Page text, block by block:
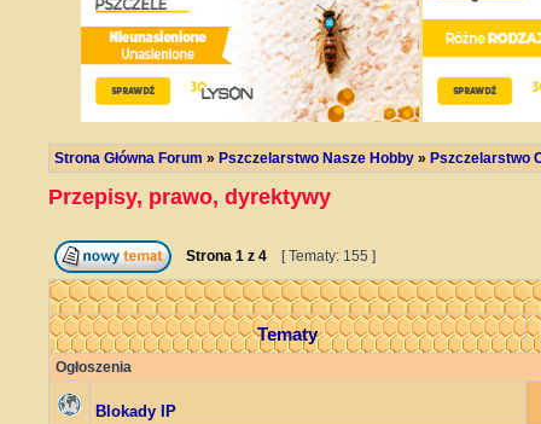
Strona Główna Forum » Pszczelarstwo Nasze Hobby » Pszczelarstwo
Przepisy, prawo, dyrektywy
Strona 1 z 4 [ Tematy: 155 ]
Tematy
Ogłoszenia
Blokady IP